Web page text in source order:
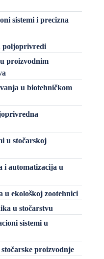
sistemi i precizna
poljoprivredi
proizvodnim
u biotehničkom
u stočarskoj
i automatizacija u
u ekološkoj zootehnici
u stočarstvu
sistemi u
proizvodnje